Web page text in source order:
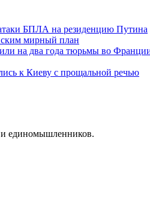
БПЛА на резиденцию Путина
мирный план
на два года тюрьмы во
к Киеву с прощальной речью
и единомышленников.